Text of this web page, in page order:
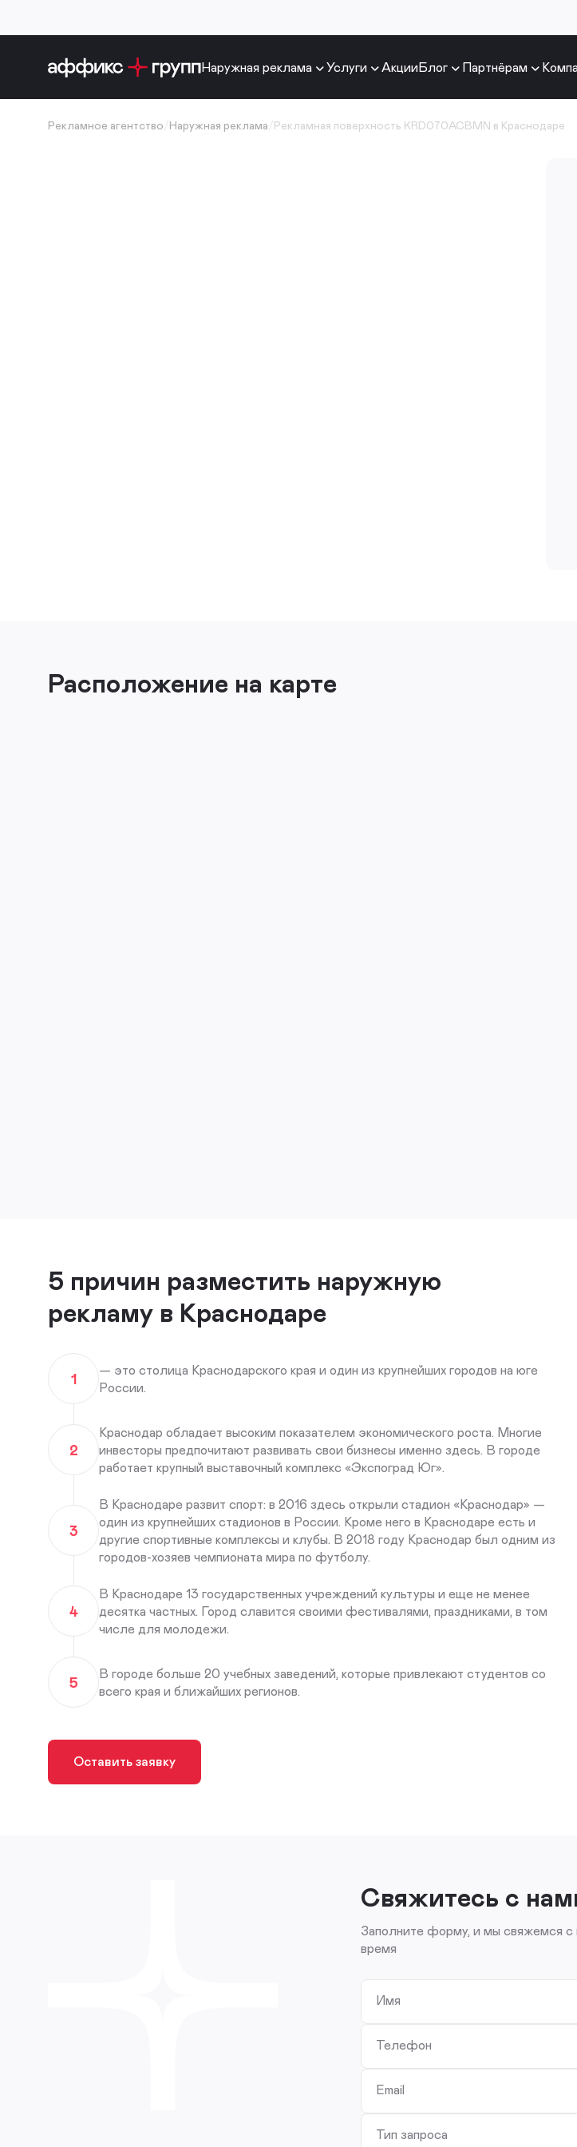
Наружная реклама Услуги АкцииБлог Партнёрам
Рекламное агентство Наружная реклама Рекламная поверхность KRD070ACBMN в Краснодаре
Расположение на карте
5 причин разместить наружную
рекламу в Краснодаре
1
— это столица Краснодарского края и один из крупнейших городов на юге
России.
2
Краснодар обладает высоким показателем экономического роста. Многие
инвесторы предпочитают развивать свои бизнесы именно здесь. В городе
работает крупный выставочный комплекс «Экспоград Юг».
3
В Краснодаре развит спорт: в 2016 здесь открыли стадион «Краснодар» —
один из крупнейших стадионов в России. Кроме него в Краснодаре есть и
другие спортивные комплексы и клубы. В 2018 году Краснодар был одним из
городов-хозяев чемпионата мира по футболу.
4
В Краснодаре 13 государственных учреждений культуры и еще не менее
десятка частных. Город славится своими фестивалями, праздниками, в том
числе для молодежи.
5
В городе больше 20 учебных заведений, которые привлекают студентов со
всего края и ближайших регионов.
Оставить заявку
Свяжитесь с
Заполните форму, и мы свяжемся
время
Имя
Телефон
Email
Тип запроса